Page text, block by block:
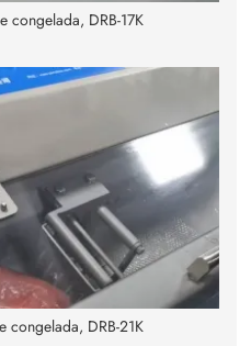
congelada, DRB-17K
congelada, DRB-21K